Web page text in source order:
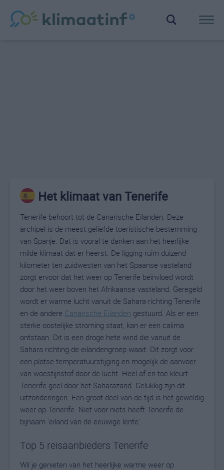
Het klimaat van Tenerife
Tenerife behoort tot de Canarische Eilanden. Deze
archipel is de meest geliefde toeristische bestemming
van Spanje. Dat is vooral te danken aan het heerlijke
milde klimaat dat er heerst. De ligging ruim duizend
kilometer ten zuidwesten van het Spaanse vasteland
zorgt ervoor dat het weer op Tenerife beïnvloed wordt
door het weer boven het Afrikaanse vasteland. Geregeld
wordt er warme lucht vanuit de Sahara richting Tenerife
en de andere Canarische Eilanden gestuurd. Als er een
sterke oostelijke stroming staat, kan er een calima
ontstaan. Dit is een droge hete wind die vanuit de
Sahara richting de eilandengroep waait. Dit zorgt voor
een plotse temperatuurstijging en mogelijk de aanvoer
van woestijnstof door de lucht. Heel af en toe kleurt
Tenerife geel door het Saharazand. Gelukkig zijn dit
uitzonderingen. Een groot deel van de tijd is het geweldig
weer op Tenerife. Niet voor niets heeft Tenerife de
bijnaam 'eiland van de eeuwige lente'.
Top 5 reisaanbieders Tenerife
Wil je genieten van het heerlijke warme weer op